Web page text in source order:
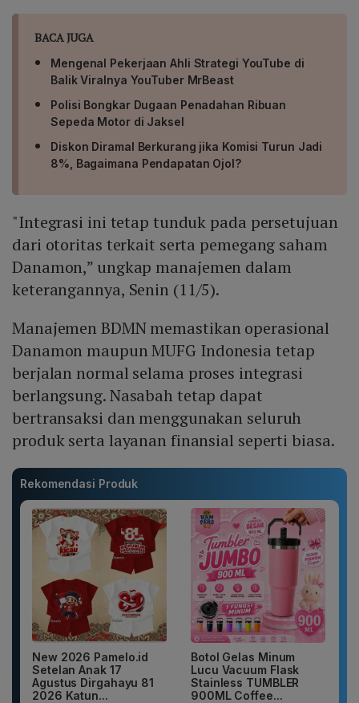
BACA JUGA
Mengenal Pekerjaan Ahli Strategi YouTube di
Balik Viralnya YouTuber MrBeast
Polisi Bongkar Dugaan Penadahan Ribuan
Sepeda Motor di Jaksel
Diskon Diramal Berkurang jika Komisi Turun Jadi
8%, Bagaimana Pendapatan Ojol?
"Integrasi ini tetap tunduk pada persetujuan
dari otoritas terkait serta pemegang saham
Danamon,” ungkap manajemen dalam
keterangannya, Senin (11/5).
Manajemen BDMN memastikan operasional
Danamon maupun MUFG Indonesia tetap
berjalan normal selama proses integrasi
berlangsung. Nasabah tetap dapat
bertransaksi dan menggunakan seluruh
produk serta layanan finansial seperti biasa.
Rekomendasi Produk
New 2026 Pamelo.id
Setelan Anak 17
Agustus Dirgahayu 81
2026 Katun...
Botol Gelas Minum
Lucu Vacuum Flask
Stainless TUMBLER
900ML Coffee...